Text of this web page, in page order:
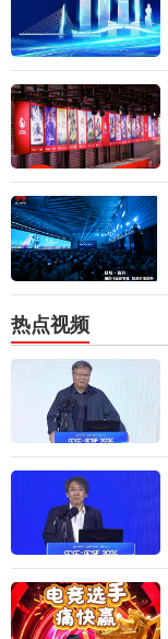
热点视频